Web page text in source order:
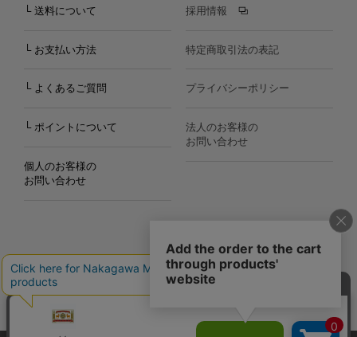
└ 送料について
└ お支払い方法
└ よくあるご質問
└ ポイントについて
個人のお客様の
お問い合わせ
採用情報
特定商取引法の表記
プライバシーポリシー
法人のお客様の
お問い合わせ
Copyright©2000
Nakagawa Masashichi Shoten All Rights Reserved.